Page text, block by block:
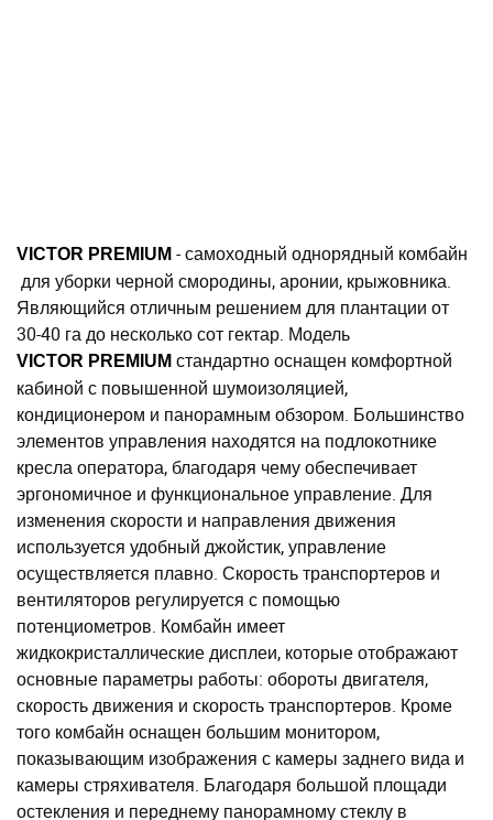
VICTOR PREMIUM - самоходный однорядный комбайн
для уборки черной смородины, аронии, крыжовника.
Являющийся отличным решением для плантации от
30-40 га до несколько сот гектар. Модель
VICTOR PREMIUM стандартно оснащен комфортной
кабиной с повышенной шумоизоляцией,
кондиционером и панорамным обзором. Большинство
элементов управления находятся на подлокотнике
кресла оператора, благодаря чему обеспечивает
эргономичное и функциональное управление. Для
изменения скорости и направления движения
используется удобный джойстик, управление
осуществляется плавно. Скорость транспортеров и
вентиляторов регулируется с помощью
потенциометров. Комбайн имеет
жидкокристаллические дисплеи, которые отображают
основные параметры работы: обороты двигателя,
скорость движения и скорость транспортеров. Кроме
того комбайн оснащен большим монитором,
показывающим изображения с камеры заднего вида и
камеры стряхивателя. Благодаря большой площади
остекления и переднему панорамному стеклу в